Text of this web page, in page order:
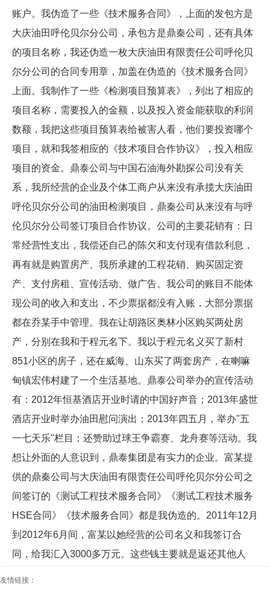
账户。我伪造了一些《技术服务合同》，上面的发包方是
大庆油田呼伦贝尔分公司，承包方是鼎秦公司，还有具体
的项目名称，我还伪造一枚大庆油田有限责任公司呼伦贝
尔分公司的合同专用章，加盖在伪造的《技术服务合同》
上面。我制作了一些《检测项目预算表》，列出了相应的
项目名称，需要投入的金额，以及投入资金能获取的利润
数额，我把这些项目预算表给被害人看，他们要投资哪个
项目，就和我签相应的《技术项目合作协议》，投入相应
项目的资金。鼎泰公司与中国石油海外勘探公司没有关
系，我所经营的企业及个体工商户从来没有承揽大庆油田
呼伦贝尔分公司的油田检测项目，鼎秦公司从来没有与呼
伦贝尔分公司签订项目合作协议。公司的主要花销有：日
常经营性支出，我偿还自己的陈欠和支付现有借款利息，
再有就是购置房产、我所承建的工程花销、购买固定资
产、支付房租、宣传活动、做广告。我公司的账目不能体
现公司的收入和支出，不少票据都没有入账，大部分票据
都在乔某手中管理。我在让胡路区奥林小区购买两处房
产，分别在我和于程元名下。我以于程元名义买了新村
851小区的房子，还在威海、山东买了两套房产，在喇嘛
甸镇宏伟村建了一个生活基地。鼎泰公司举办的宣传活动
有：2012年恒基酒店开业时请的中国好声音；2013年盛世
酒店开业时举办油田慰问演出；2013年四五月，举办"五
一七天乐"栏目；还赞助过球王争霸赛、龙舟赛等活动。我
想让外面的人意识到，鼎泰集团是有实力的企业。富某提
供的鼎秦公司与大庆油田有限责任公司呼伦贝尔分公司之
间签订的《测试工程技术服务合同》《测试工程技术服务
HSE合同》《技术服务合同》都是我伪造的。2011年12月
到2012年6月间，富某以她经营的公司名义和我签订合
同，给我汇入3000多万元。这些钱主要就是返还其他人
友情链接：